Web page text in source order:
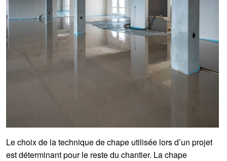
Le choix de la technique de chape utilisée lors d’un projet
est déterminant pour le reste du chantier. La chape